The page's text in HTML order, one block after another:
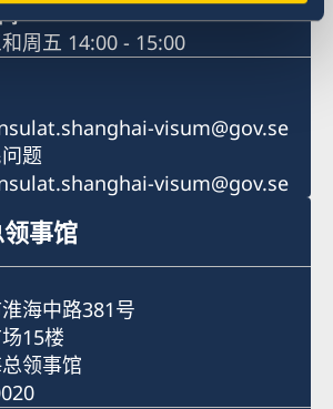
周五 14:00 - 15:00
visum@gov.se
题
visum@gov.se
事馆
海中路381号
15楼
领事馆